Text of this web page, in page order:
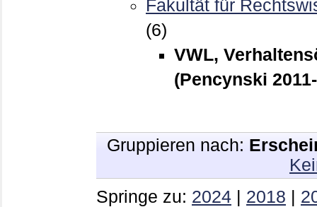
Fakultät für
(6)
VWL,
(Pencynski
Gruppieren nach:
Springe zu: 2024 | 2018 |